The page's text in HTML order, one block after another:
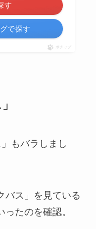
す
で探す
ポチップ
もバラしまし
バス」を見ている
ったのを確認。